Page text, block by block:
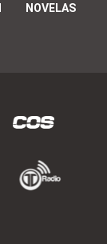
NOVELAS